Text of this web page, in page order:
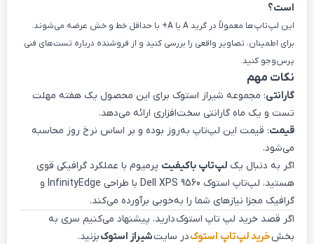
است؟
این لپ‌تاپ‌ها معمولاً در گرید A یا A+ با حداقل خط و خش عرضه می‌شوند.
برای اطمینان، تصاویر واقعی را بررسی کنید و از فروشنده درباره تست‌های فنی
پرس‌وجو کنید.
نکات مهم
گارانتی: مجموعه شیراز استوک برای این محصول یک هفته مهلت
تست و یک ماه گارانتی سخت‌افزاری ارائه می‌دهد.
قیمت: قیمت این لپ‌تاپ به‌روز بوده و بر اساس نرخ روز محاسبه
می‌شود.
اگر به دنبال یک لپ‌تاپ باکیفیت پرمیوم با عملکرد گرافیکی قوی
هستید، لپ‌تاپ استوک Dell XPS 9560 با طراحی InfinityEdge و
گرافیک مجزا نیازهای شما را به‌خوبی برآورده می‌کند.
اگر قصد خرید لپ تاپ استوک دارید، پیشنهاد می‌کنیم سری به
بخشخرید لپ‌تاپ استوکدر سایتشیراز استوکبزنید.